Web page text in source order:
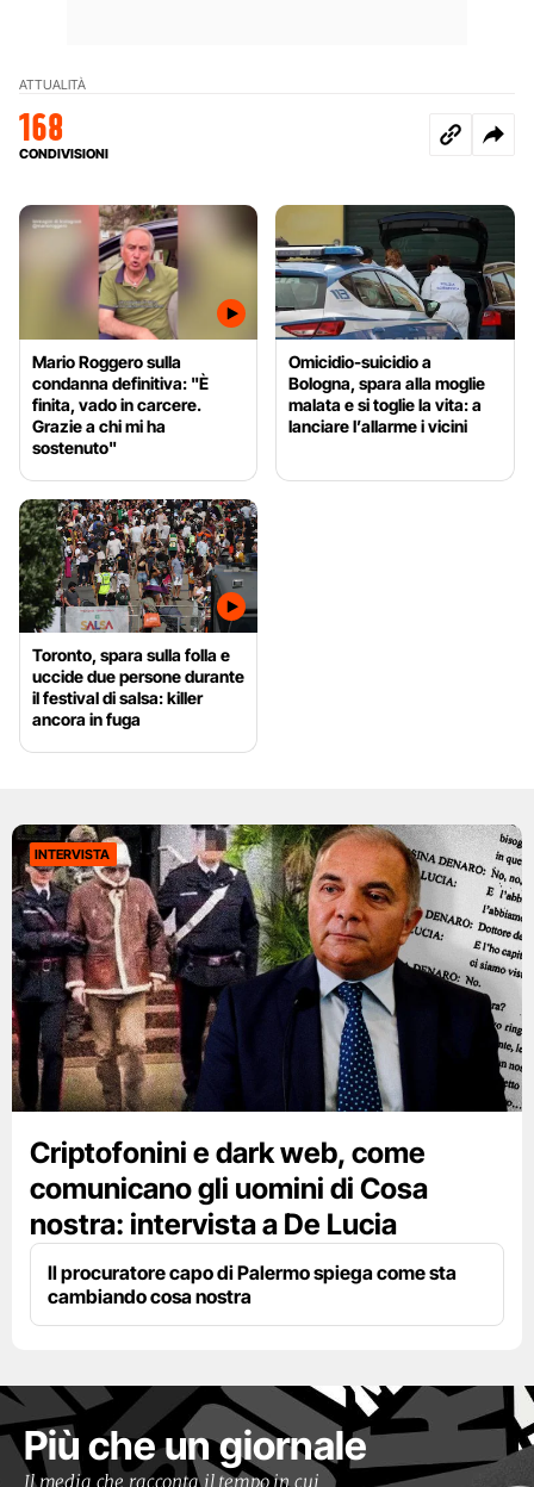
ATTUALITÀ
168
CONDIVISIONI
Mario Roggero sulla
condanna definitiva: "È
finita, vado in carcere.
Grazie a chi mi ha
sostenuto"
Omicidio-suicidio a
Bologna, spara alla moglie
malata e si toglie la vita: a
lanciare l’allarme i vicini
Toronto, spara sulla folla e
uccide due persone durante
il festival di salsa: killer
ancora in fuga
INTERVISTA
Criptofonini e dark web, come
comunicano gli uomini di Cosa
nostra: intervista a De Lucia
Il procuratore capo di Palermo spiega come sta
cambiando cosa nostra
Più che un giornale
Il media che racconta il tempo in cui